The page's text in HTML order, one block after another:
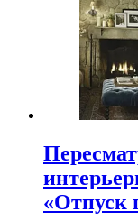
«Отпуск